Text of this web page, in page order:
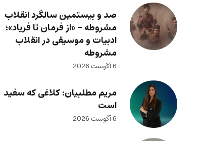
صد و بیستمین سالگرد انقلاب
مشروطه – «از فرمان تا فریاد»؛
ادبیات و موسیقی در انقلاب
مشروطه
6 آگوست 2026
مریم مطلبیان: کلاغی که سفید
است
6 آگوست 2026